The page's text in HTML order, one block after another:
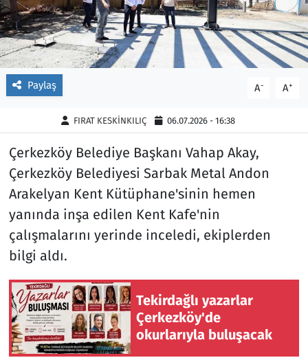
Paylaş A- A+
FIRAT KESKİNKILIÇ 06.07.2026 - 16:38
Çerkezköy Belediye Başkanı Vahap Akay,
Çerkezköy Belediyesi Sarbak Metal Andon
Arakelyan Kent Kütüphane'sinin hemen
yanında inşa edilen Kent Kafe'nin
çalışmalarını yerinde inceledi, ekiplerden
bilgi aldı.
Tekirdağlı yazarlar
Çerkezköy'de
okurlarıyla buluşacak
Yazarlar
Ara
Malkara
Marmaraereğlisi
Sağlık
Saray
Şarköy
Siyaset
Spor
Süleymanpaşa
Tekirdağ